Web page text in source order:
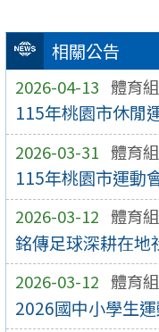
相關公告
2026-04-13 體育組
115年桃園市休閒
2026-03-31 體育組
115年桃園市運動
2026-03-12 體育組
銘傳足球深耕在
2026-03-12 體育組
2026國中小學生